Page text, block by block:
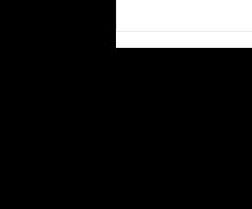
День рождения
летие в